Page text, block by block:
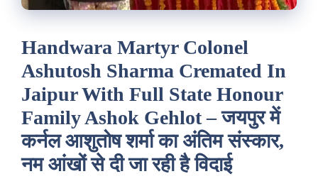
Handwara Martyr Colonel
Ashutosh Sharma Cremated In
Jaipur With Full State Honour
Family Ashok Gehlot – जयपुर में
कर्नल आशुतोष शर्मा का अंतिम संस्कार,
नम आंखों से दी जा रही है विदाई